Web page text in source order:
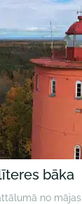
bāka
no mājas